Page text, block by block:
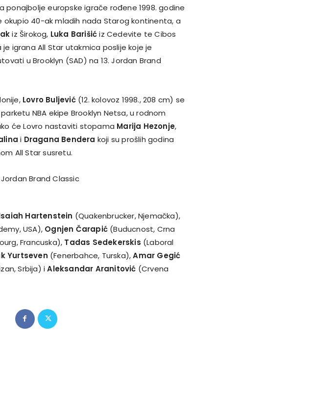
ponajbolje europske igrače rođene 1998. godine
okupio 40-ak mladih nada Starog kontinenta, a
iz Širokog, Luka Barišićiz Cedevite te Cibos
je igrana All Star utakmica poslije koje je
u Brooklyn (SAD) na 13. Jordan Brand
Lovro Buljević(12. kolovoz 1998., 208 cm) se
NBA ekipe Brooklyn Netsa, u rodnom
će Lovro nastaviti stopama Marija Hezonje,
i Dragana Bendera koji su prošlih godina
All Star susretu.
Hartenstein (Quakenbrucker, Njemačka),
USA), Ognjen Čarapić(Buducnost, Crna
Francuska), Tadas Sedekerskis (Laboral
Yurtseven (Fenerbahce, Turska),Amar Gegić
Srbija) iAleksandar Aranitović (Crvena